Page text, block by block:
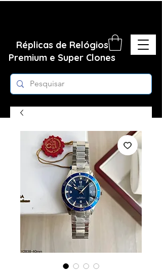
Réplicas de Relógios
Premium e Super Clones